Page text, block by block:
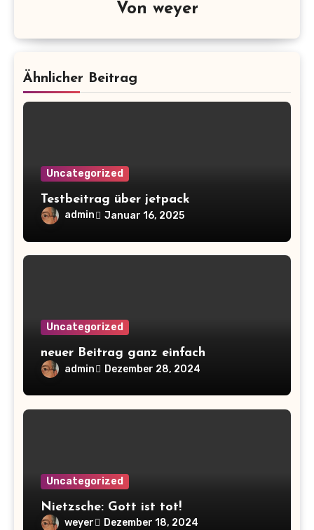
Von weyer
Ähnlicher Beitrag
Uncategorized
Testbeitrag über jetpack
admin Januar 16, 2025
Uncategorized
neuer Beitrag ganz einfach
admin Dezember 28, 2024
Uncategorized
Nietzsche: Gott ist tot!
weyer Dezember 18, 2024